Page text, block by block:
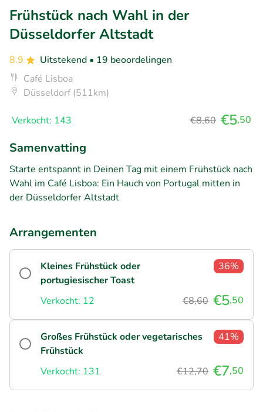
Frühstück nach Wahl in der
Düsseldorfer Altstadt
8.9 Uitstekend • 19 beoordelingen
Café Lisboa
Düsseldorf (511km)
Verkocht: 143 €8,60 €5,50
Samenvatting
Starte entspannt in Deinen Tag mit einem Frühstück nach
Wahl im Café Lisboa: Ein Hauch von Portugal mitten in
der Düsseldorfer Altstadt
Arrangementen
Kleines Frühstück oder
portugiesischer Toast
36%
Verkocht: 12 €8,60 €5,50
Großes Frühstück oder vegetarisches
Frühstück
41%
Verkocht: 131 €12,70 €7,50